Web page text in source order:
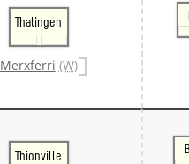
Thalingen
Merxferri (W)
Thionville